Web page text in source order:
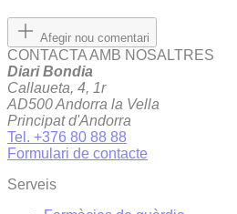
Afegir nou comentari
CONTACTA AMB NOSALTRES
Diari Bondia
Callaueta, 4, 1r
AD500 Andorra la Vella
Principat d'Andorra
Tel. +376 80 88 88
Formulari de contacte
Serveis